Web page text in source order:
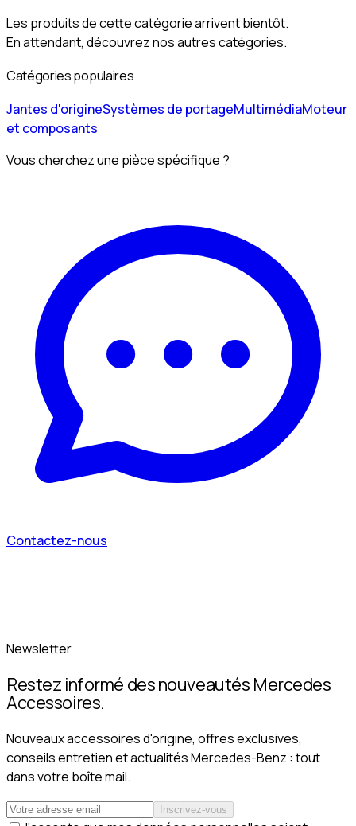
Les produits de cette catégorie arrivent bientôt.
En attendant, découvrez nos autres catégories.
Catégories populaires
Jantes d'origineSystèmes de portageMultimédiaMoteur
et composants
Vous cherchez une pièce spécifique ?
Contactez-nous
Newsletter
Restez informé des nouveautés Mercedes
Accessoires.
Nouveaux accessoires d'origine, offres exclusives,
conseils entretien et actualités Mercedes-Benz : tout
dans votre boîte mail.
Inscrivez-vous